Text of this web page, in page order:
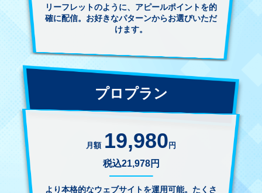
リーフレットのように、アピールポイントを的
確に配信。お好きなパターンからお選びいただ
けます。
プロプラン
月額 19,980 円
税込21,978円
より本格的なウェブサイトを運用可能。たくさ